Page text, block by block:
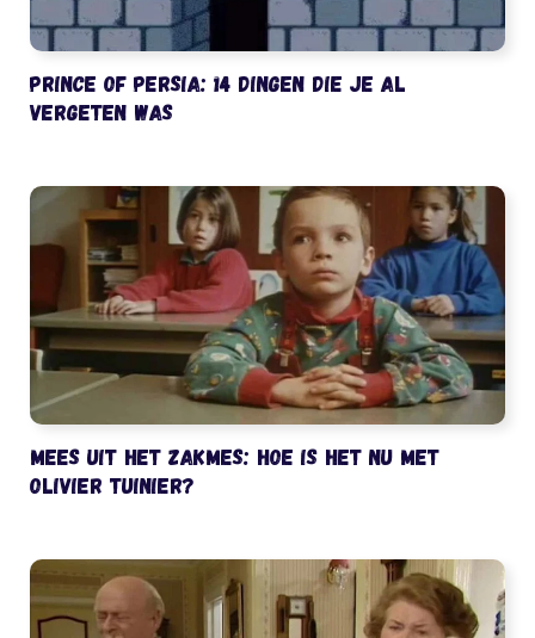
Prince of Persia: 14 dingen die je al
vergeten was
Mees uit het Zakmes: hoe is het nu met
Olivier Tuinier?